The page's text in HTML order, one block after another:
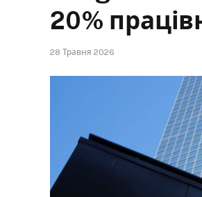
20%
28 Травня 2026